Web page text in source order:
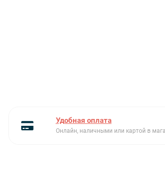
Удобная оплата
Онлайн, наличными или картой в